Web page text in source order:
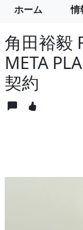
ホーム 情
角田裕毅
META
契約